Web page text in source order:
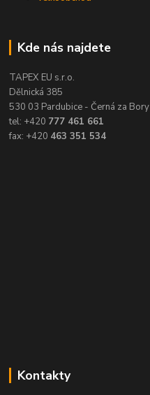
Kde nás najdete
TAPEX EU s.r.o.
Dělnická 385
530 03 Pardubice - Černá za Bory
tel: +420 777 461 661
fax: +420 463 351 534
Kontakty